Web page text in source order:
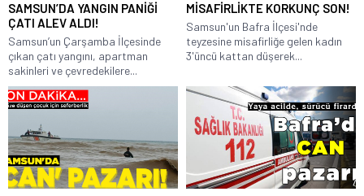
SAMSUN’DA YANGIN PANİĞİ
ÇATI ALEV ALDI!
Samsun’un Çarşamba İlçesinde
çıkan çatı yangını, apartman
sakinleri ve çevredekilere...
MİSAFİRLİKTE KORKUNÇ SON!
Samsun'un Bafra İlçesi'nde
teyzesine misafirliğe gelen kadın
3'üncü kattan düşerek...